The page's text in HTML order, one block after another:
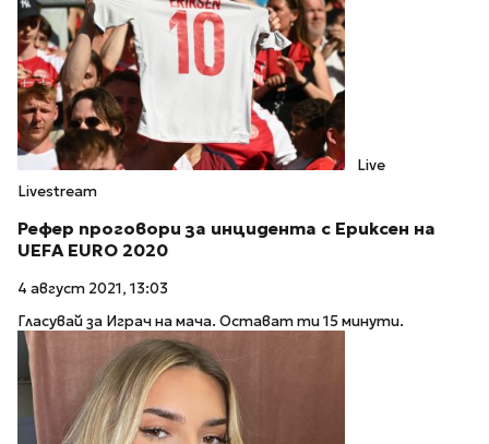
Live
Livestream
Рефер проговори за инцидента с Ериксен на
UEFA EURO 2020
4 август 2021, 13:03
Гласувай за Играч на мача. Остават ти 15 минути.